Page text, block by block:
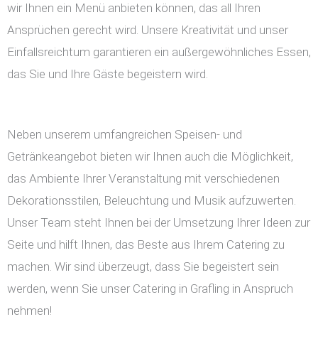
wir Ihnen ein Menü anbieten können, das all Ihren
Ansprüchen gerecht wird. Unsere Kreativität und unser
Einfallsreichtum garantieren ein außergewöhnliches Essen,
das Sie und Ihre Gäste begeistern wird.
Neben unserem umfangreichen Speisen- und
Getränkeangebot bieten wir Ihnen auch die Möglichkeit,
das Ambiente Ihrer Veranstaltung mit verschiedenen
Dekorationsstilen, Beleuchtung und Musik aufzuwerten.
Unser Team steht Ihnen bei der Umsetzung Ihrer Ideen zur
Seite und hilft Ihnen, das Beste aus Ihrem Catering zu
machen. Wir sind überzeugt, dass Sie begeistert sein
werden, wenn Sie unser Catering in Grafling in Anspruch
nehmen!